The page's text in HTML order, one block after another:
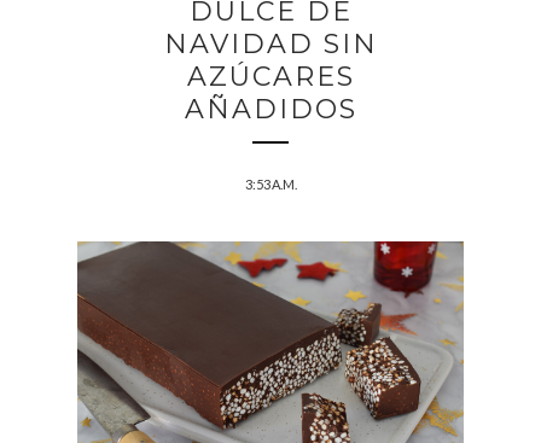
DULCE DE
NAVIDAD SIN
AZÚCARES
AÑADIDOS
3:53 A.M.